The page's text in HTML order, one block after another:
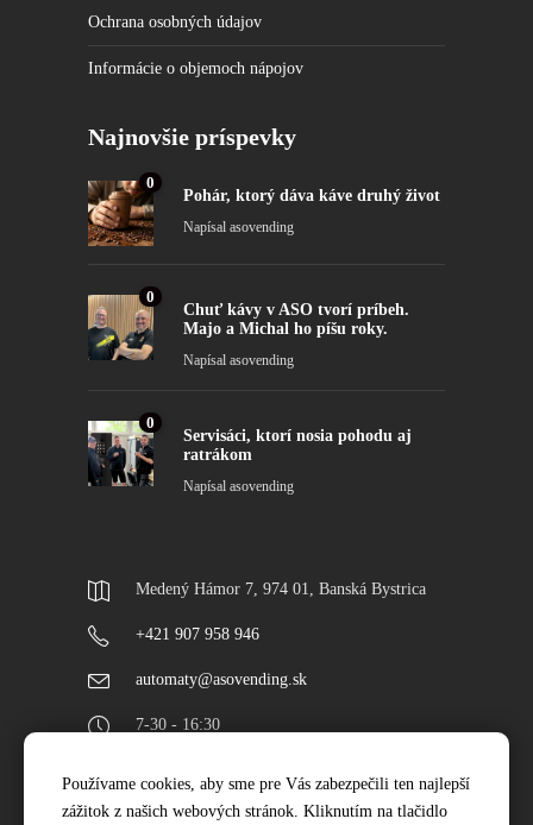
Ochrana osobných údajov
Informácie o objemoch nápojov
Najnovšie príspevky
0
Pohár, ktorý dáva káve druhý život
Napísal asovending
0
Chuť kávy v ASO tvorí príbeh.
Majo a Michal ho píšu roky.
Napísal asovending
0
Servisáci, ktorí nosia pohodu aj
ratrákom
Napísal asovending
Medený Hámor 7, 974 01, Banská Bystrica
+421 907 958 946
automaty@asovending.sk
7-30 - 16:30
Najnovšie projekty
Používame cookies, aby sme pre Vás zabezpečili ten najlepší
zážitok z našich webových stránok. Kliknutím na tlačidlo